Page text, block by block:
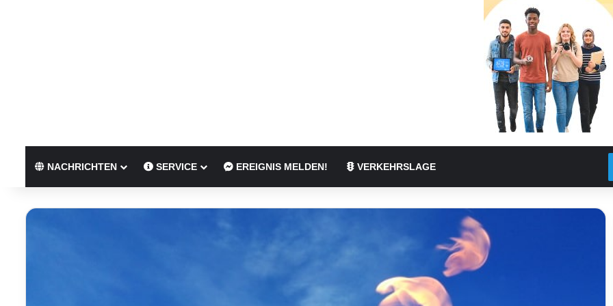
NACHRICHTEN SERVICE EREIGNIS MELDEN! VERKEHRSLAGE